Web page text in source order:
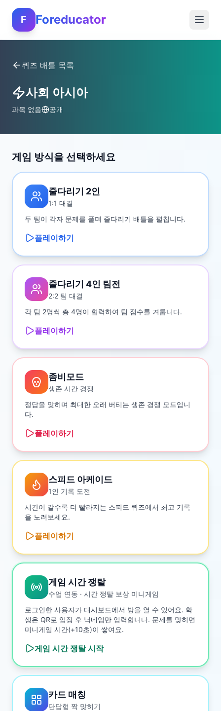
F Foreducator
퀴즈 배틀 목록
사회 아시아
과목 없음 공개
게임 방식을 선택하세요
줄다리기 2인
1:1 대결
두 팀이 각자 문제를 풀며 줄다리기 배틀을 펼칩니다.
플레이하기
줄다리기 4인 팀전
2:2 팀 대결
각 팀 2명씩 총 4명이 협력하여 팀 점수를 겨룹니다.
플레이하기
좀비모드
생존 시간 경쟁
정답을 맞히며 최대한 오래 버티는 생존 경쟁 모드입니
다.
플레이하기
스피드 아케이드
1인 기록 도전
시간이 갈수록 더 빨라지는 스피드 퀴즈에서 최고 기록
을 노려보세요.
플레이하기
게임 시간 쟁탈
수업 연동 · 시간 쟁탈 보상 미니게임
로그인한 사용자가 대시보드에서 방을 열 수 있어요. 학
생은 QR로 입장 후 닉네임만 입력합니다. 문제를 맞히면
미니게임 시간(+10초)이 쌓여요.
게임 시간 쟁탈시작
카드 매칭
단답형 짝 맞히기